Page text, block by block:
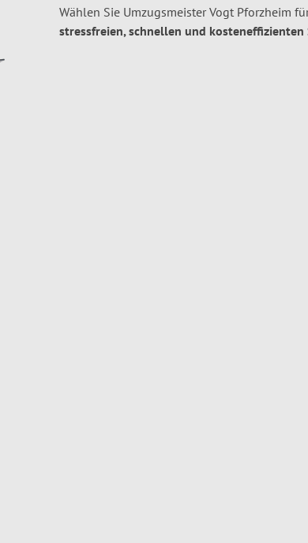
Wählen Sie Umzugsmeister Vogt Pforzheim
stressfreien, schnellen und kosteneffizienten